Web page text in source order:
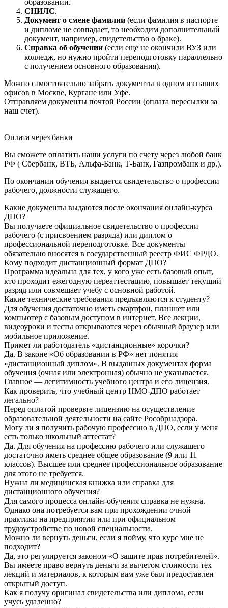
образовании.
СНИЛС.
Документ о смене фамилии (если фамилия в паспорте
и дипломе не совпадает, то необходим дополнительный
документ, например, свидетельство о браке).
Справка об обучении (если еще не окончили ВУЗ или
колледж, но нужно пройти переподготовку параллельно
с получением основного образования).
Можно самостоятельно забрать документы в одном из наших
офисов в Москве, Кургане или Уфе.
Отправляем документы почтой России (оплата пересылки за
наш счет).
Оплата через банки
Вы сможете оплатить наши услуги по счету через любой банк
РФ ( Сбербанк, ВТБ, Альфа-Банк, Т-Банк, Газпромбанк и др.).
По окончании обучения выдается свидетельство о профессии
рабочего, должности служащего.
Какие документы выдаются после окончания онлайн-курса
ДПО?
Вы получаете официальное свидетельство о профессии
рабочего (с присвоением разряда) или диплом о
профессиональной переподготовке. Все документы
обязательно вносятся в государственный реестр ФИС ФРДО.
Кому подходит дистанционный формат ДПО?
Программа идеальна для тех, у кого уже есть базовый опыт,
кто проходит ежегодную переаттестацию, повышает текущий
разряд или совмещает учебу с основной работой.
Какие технические требования предъявляются к студенту?
Для обучения достаточно иметь смартфон, планшет или
компьютер с базовым доступом в интернет. Все лекции,
видеоуроки и тесты открываются через обычный браузер или
мобильное приложение.
Примет ли работодатель «дистанционные» корочки?
Да. В законе «Об образовании в РФ» нет понятия
«дистанционный диплом». В выданных документах форма
обучения (очная или электронная) обычно не указывается.
Главное — легитимность учебного центра и его лицензия.
Как проверить, что учебный центр НМО-ДПО работает
легально?
Перед оплатой проверьте лицензию на осуществление
образовательной деятельности на сайте Рособрнадзора.
Могу ли я получить рабочую профессию в ДПО, если у меня
есть только школьный аттестат?
Да. Для обучения на профессию рабочего или служащего
достаточно иметь среднее общее образование (9 или 11
классов). Высшее или среднее профессиональное образование
для этого не требуется.
Нужна ли медицинская книжка или справка для
дистанционного обучения?
Для самого процесса онлайн-обучения справка не нужна.
Однако она потребуется вам при прохождении очной
практики на предприятии или при официальном
трудоустройстве по новой специальности.
Можно ли вернуть деньги, если я пойму, что курс мне не
подходит?
Да, это регулируется законом «О защите прав потребителей».
Вы имеете право вернуть деньги за вычетом стоимости тех
лекций и материалов, к которым вам уже был предоставлен
открытый доступ.
Как я получу оригинал свидетельства или диплома, если
учусь удаленно?